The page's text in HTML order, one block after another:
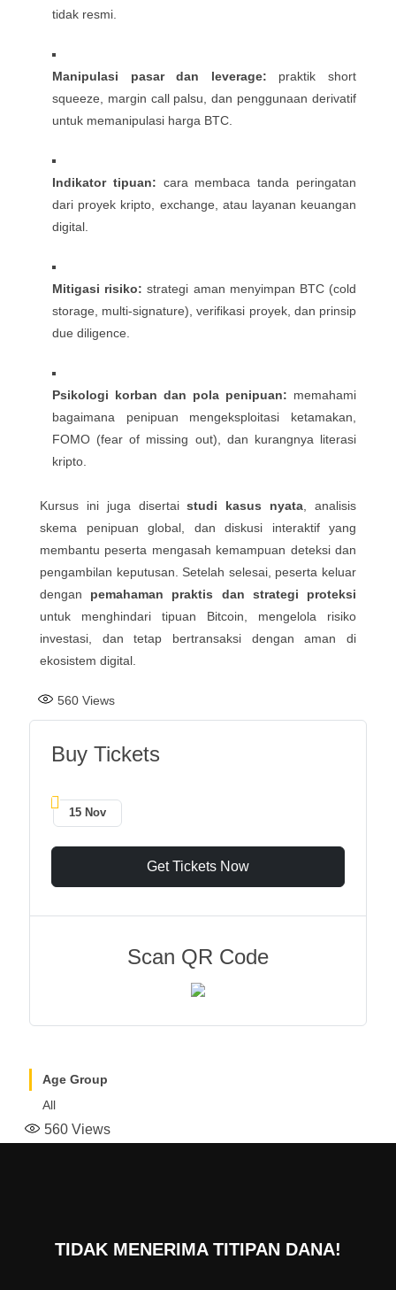
tidak resmi.
Manipulasi pasar dan leverage: praktik short
squeeze, margin call palsu, dan penggunaan derivatif
untuk memanipulasi harga BTC.
Indikator tipuan: cara membaca tanda peringatan
dari proyek kripto, exchange, atau layanan keuangan
digital.
Mitigasi risiko: strategi aman menyimpan BTC (cold
storage, multi-signature), verifikasi proyek, dan prinsip
due diligence.
Psikologi korban dan pola penipuan: memahami
bagaimana penipuan mengeksploitasi ketamakan,
FOMO (fear of missing out), dan kurangnya literasi
kripto.
Kursus ini juga disertaistudi kasus nyata , analisis
skema penipuan global, dan diskusi interaktif yang
membantu peserta mengasah kemampuan deteksi dan
pengambilan keputusan. Setelah selesai, peserta keluar
dengan pemahaman praktis dan strategi proteksi
untuk menghindari tipuan Bitcoin, mengelola risiko
investasi, dan tetap bertransaksi dengan aman di
ekosistem digital.
560 Views
Buy Tickets
15 Nov
Get Tickets Now
Scan QR Code
Age Group
All
560 Views
TIDAK MENERIMA TITIPAN DANA!